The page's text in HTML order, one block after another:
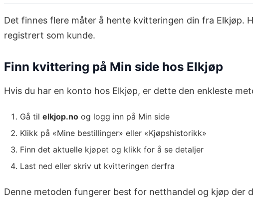
Det finnes flere måter å hente kvitteringen din fra Elkjøp.
registrert som kunde.
Finn kvittering på Min side hos Elkjøp
Hvis du har en konto hos Elkjøp, er dette den enkleste
Gå til elkjop.no og logg inn på Min side
Klikk på «Mine bestillinger» eller «Kjøpshistorikk»
Finn det aktuelle kjøpet og klikk for å se detaljer
Last ned eller skriv ut kvitteringen derfra
Denne metoden fungerer best for netthandel og kjøp der